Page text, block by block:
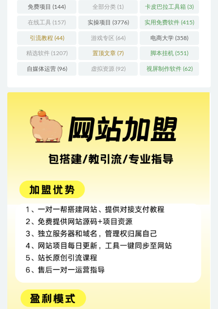
免费项目 (144) 全部分类 (1) 卡皮巴拉工具箱 (3)
在线工具 (157) 实操项目 (3776) 实用免费软件 (415)
引流教程 (44) 游戏专区 (64) 电商大学 (358)
精选软件(1207) 置顶文章 (7) 脚本挂机 (551)
自媒体运营(96) 虚拟资源 (92) 视屏制作软件(62)